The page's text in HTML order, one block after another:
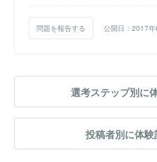
問題を報告する 公開日：2017
選考ステップ別に
投稿者別に体